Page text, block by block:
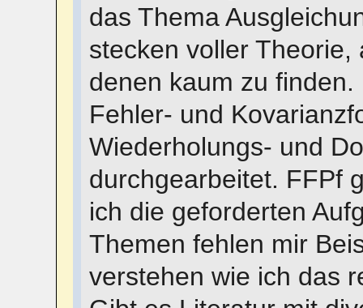
das Thema
stecken voller
denen kaum zu
Fehler- und
Wiederholungs- und
durchgearbeitet. FFPf
ich die geforderten
Themen fehlen mir
verstehen wie ich das